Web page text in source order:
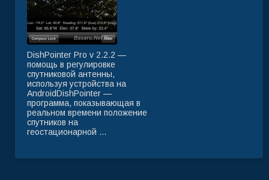
DishPointer Pro v 2.2.2 —
помощь в регулировке
спутниковой антенны,
используя устройства на
AndroidDishPointer —
программа, показывающая в
реальном времени положение
спутников на
геостационарной ...